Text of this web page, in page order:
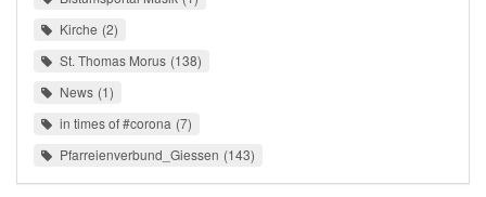
Kirche 2
St. Thomas Morus 138
News 1
in times of #corona 7
Pfarreienverbund_Giessen 143